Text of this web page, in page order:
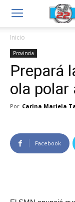
Inicio
Provincia
Prepará
ola polar
Por Carina Mariela
Facebook